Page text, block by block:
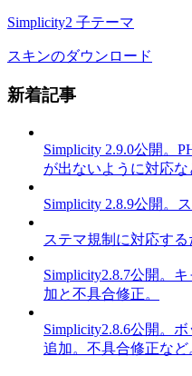
Simplicity2 子テーマ
スキンのダウンロード
新着記事
Simplicity 2.9.0公開。
が出ないように対応な
Simplicity 2.8.9公開。
ステマ規制に対応す
Simplicity2.8.7公開。
加と不具合修正。
Simplicity2.8.6公開。
追加。不具合修正など